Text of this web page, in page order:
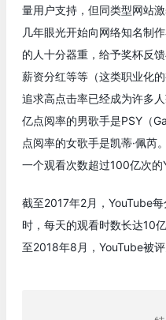
量用户支持，但同类型网站
几年眼光开始向网络知名制
的人十分器重，给予奖杯反
薪资分红等等（这类职业化
追求高点击率已经成为许多
亿点阅率的男歌手是PSY（
点阅率的女歌手是凯蒂·佩
一个观看次数超过100亿次的
截至2017年2月，YouTube
时，每天的观看时数长达10
至2018年8月，YouTube被评